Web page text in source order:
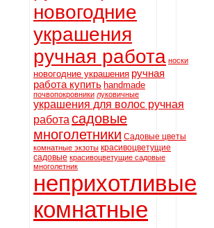
новогодние
украшения
ручная работа носки
новогодние украшения ручная
работа купить handmade
почвопокровники луковичные
украшения для волос ручная
работа садовые
многолетники Садовые цветы
комнатные экзоты красивоцветущие
садовые красивоцветущие садовые
многолетник
неприхотливые
комнатные